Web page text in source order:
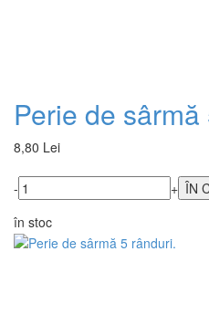
Perie de
8,80 Lei
-
+
în stoc